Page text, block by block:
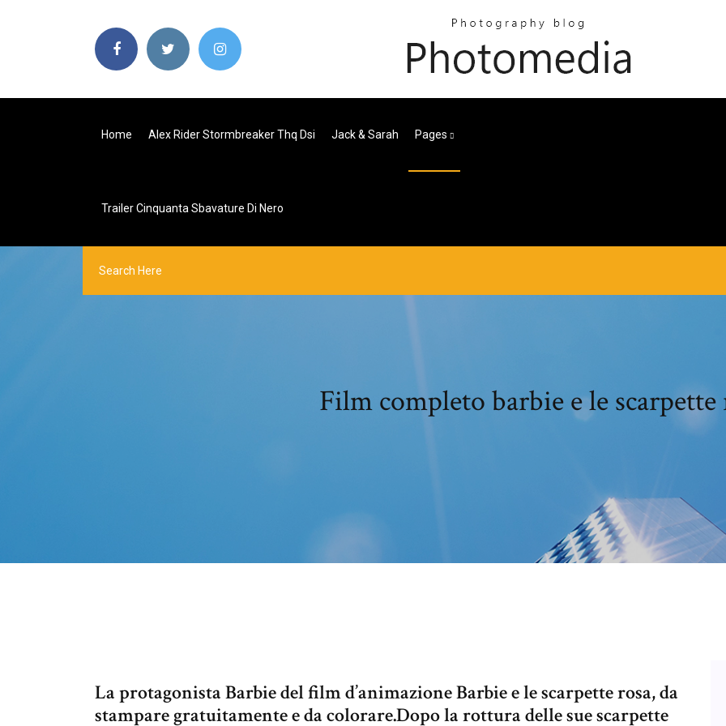
Home Alex Rider Stormbreaker Thq Dsi Jack & Sarah Pages
Trailer Cinquanta Sbavature Di Nero
Film completo barbie e le scarpette
La protagonista Barbie del film d’animazione Barbie e le scarpette rosa, da
stampare gratuitamente e da colorare.Dopo la rottura delle sue scarpette